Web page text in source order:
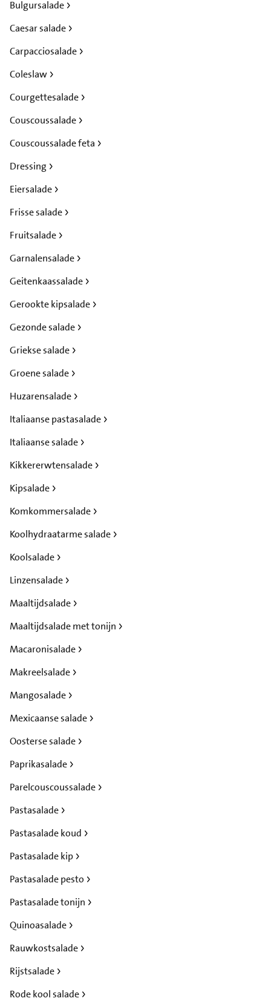
Bulgursalade
Caesar salade
Carpacciosalade
Coleslaw
Courgettesalade
Couscoussalade
Couscoussalade feta
Dressing
Eiersalade
Frisse salade
Fruitsalade
Garnalensalade
Geitenkaassalade
Gerookte kipsalade
Gezonde salade
Griekse salade
Groene salade
Huzarensalade
Italiaanse pastasalade
Italiaanse salade
Kikkererwtensalade
Kipsalade
Komkommersalade
Koolhydraatarme salade
Koolsalade
Linzensalade
Maaltijdsalade
Maaltijdsalade met tonijn
Macaronisalade
Makreelsalade
Mangosalade
Mexicaanse salade
Oosterse salade
Paprikasalade
Parelcouscoussalade
Pastasalade
Pastasalade koud
Pastasalade kip
Pastasalade pesto
Pastasalade tonijn
Quinoasalade
Rauwkostsalade
Rijstsalade
Rode kool salade